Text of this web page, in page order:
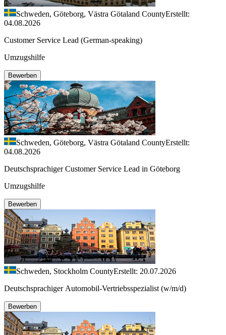
Schweden, Göteborg, Västra Götaland CountyErstellt:
04.08.2026
Customer Service Lead (German-speaking)
Umzugshilfe
Bewerben
Schweden, Göteborg, Västra Götaland CountyErstellt:
04.08.2026
Deutschsprachiger Customer Service Lead in Göteborg
Umzugshilfe
Bewerben
Schweden, Stockholm CountyErstellt: 20.07.2026
Deutschsprachiger Automobil-Vertriebsspezialist (w/m/d)
Bewerben